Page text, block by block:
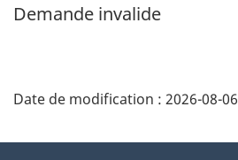
Demande invalide
Date de modification : 2026-08-06